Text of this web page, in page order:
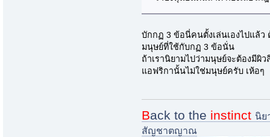
บักกฏ 3 ข้อนี่คนตั้งเล่นเองไปแล้ว
มนุษย์ที่ใช้กับกฏ 3 ข้อนั่น
ถ้าเรานิยามไปว่ามนุษย์จะต้องมีผิ
แอฟริกานั้นไม่ใช่มนุษย์ครับ เห้อๆ
Back to the instinct นิย
สัญชาตญาณ